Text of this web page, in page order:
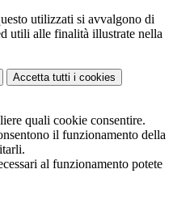
utilizzati si avvalgono di
utili alle finalità illustrate nella
Accetta tutti i cookies
quali cookie consentire.
il funzionamento della
al funzionamento potete